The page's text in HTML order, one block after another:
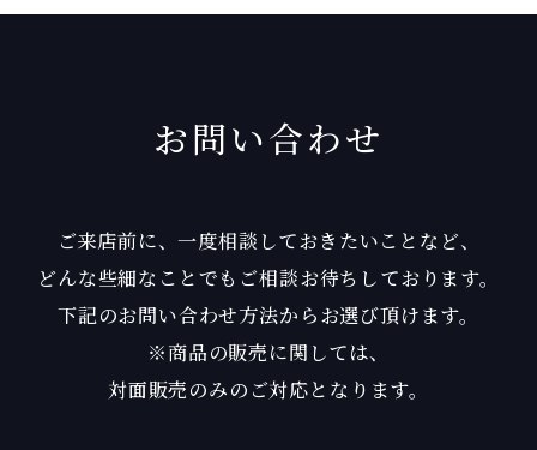
お問い合わせ
ご来店前に、一度相談しておきたいことなど、
どんな些細なことでもご相談お待ちしております。
下記のお問い合わせ方法からお選び頂けます。
※商品の販売に関しては、
対面販売のみのご対応となります。